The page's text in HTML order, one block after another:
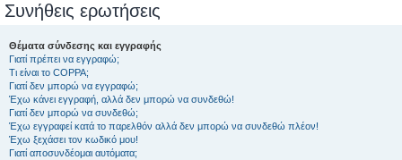
Συνήθεις ερωτήσεις
Θέματα σύνδεσης και εγγραφής
Γιατί πρέπει να εγγραφώ;
Τι είναι το COPPA;
Γιατί δεν μπορώ να εγγραφώ;
Έχω κάνει εγγραφή, αλλά δεν μπορώ να συνδεθώ!
Γιατί δεν μπορώ να συνδεθώ;
Έχω εγγραφεί κατά το παρελθόν αλλά δεν μπορώ να συνδεθώ πλέον!
Έχω ξεχάσει τον κωδικό μου!
Γιατί αποσυνδέομαι αυτόματα;